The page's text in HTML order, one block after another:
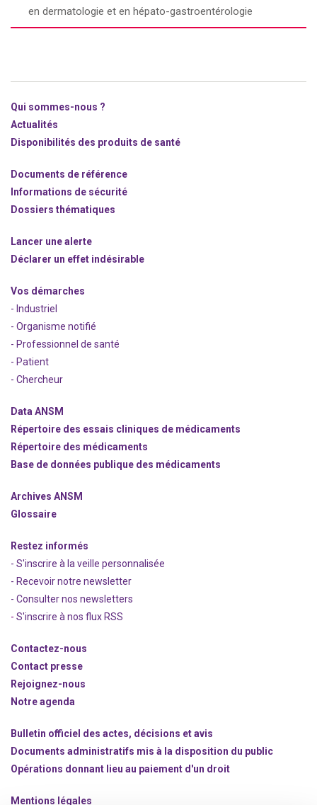
en dermatologie et en hépato-gastroentérologie
Qui sommes-nous ?
Actualités
Disponibilités des produits de santé
Documents de référence
Informations de sécurité
Dossiers thématiques
Lancer une alerte
Déclarer un effet indésirable
Vos démarches
- Industriel
- Organisme notifié
- Professionnel de santé
- Patient
- Chercheur
Data ANSM
Répertoire des essais cliniques de médicaments
Répertoire des médicaments
Base de données publique des médicaments
Archives ANSM
Glossaire
Restez informés
- S'inscrire à la veille personnalisée
- Recevoir notre newsletter
- Consulter nos newsletters
- S'inscrire à nos flux RSS
Contactez-nous
Contact presse
Rejoignez-nous
Notre agenda
Bulletin officiel des actes, décisions et avis
Documents administratifs mis à la disposition du public
Opérations donnant lieu au paiement d'un droit
Mentions légales